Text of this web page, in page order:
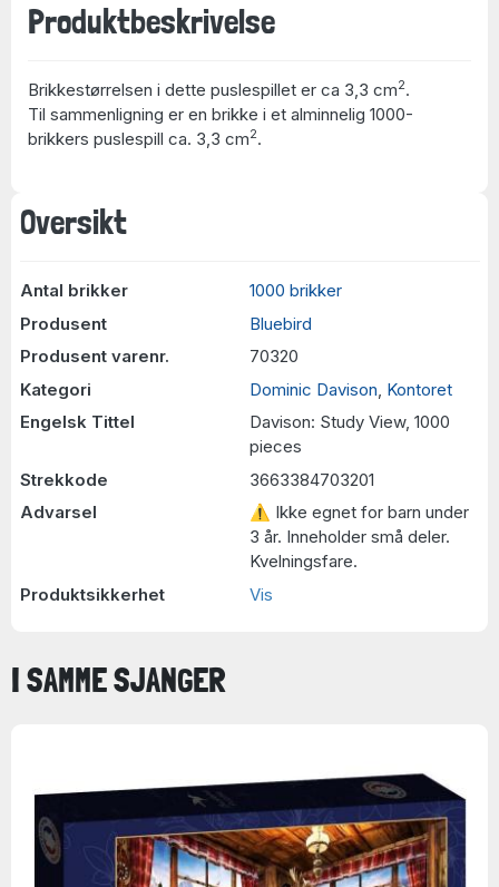
Oversikt
Antal brikker
1000 brikker
Produsent
Bluebird
Produsent varenr.
70320
Kategori
Dominic Davison Kontoret
Engelsk Tittel
Davison: Study View, 1000
pieces
Strekkode
3663384703201
Advarsel
⚠ Ikke egnet for barn under
3 år. Inneholder små deler.
Kvelningsfare.
Produktsikkerhet
Vis
Produktbeskrivelse
Brikkestørrelsen i dette puslespillet er ca 3,3 cm2.
Til sammenligning er en brikke i et alminnelig 1000-
brikkers puslespill ca. 3,3 cm2.
I SAMME SJANGER